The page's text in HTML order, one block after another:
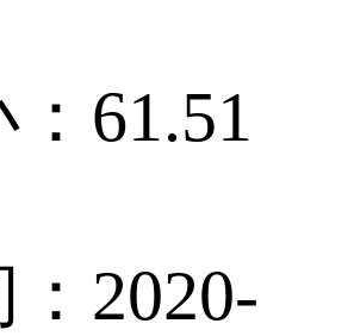
61.51
2020-